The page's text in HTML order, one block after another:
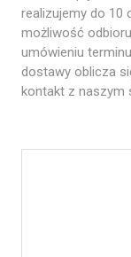
realizujemy do 10
możliwość
umówieniu
dostawy oblicza
kontakt z naszym